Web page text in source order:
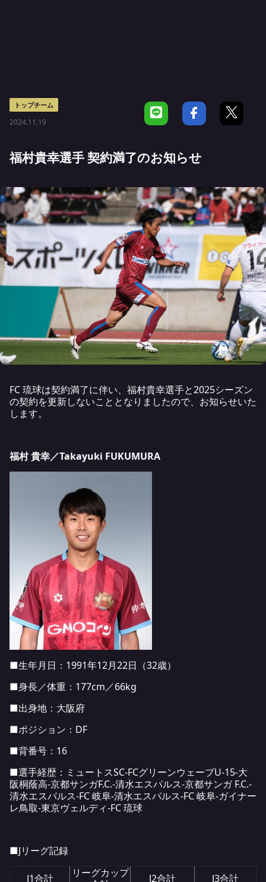
トップチーム
2024.11.19
福村貴幸選手 契約満了のお知らせ
FC 琉球は契約満了に伴い、福村貴幸選手と2025シーズン
の契約を更新しないこととなりましたので、お知らせいた
します。
福村 貴幸／Takayuki FUKUMURA
■生年月日：1991年12月22日（32歳）
■身長／体重：177cm／66kg
■出身地：大阪府
■ポジション：DF
■背番号：16
■選手経歴：ミュートスSC-FCグリーンウェーブU-15-大
阪桐蔭高-京都サンガF.C.-清水エスパルス-京都サンガ F.C.-
清水エスパルス-FC 岐阜-清水エスパルス-FC 岐阜-ガイナー
レ鳥取-東京ヴェルディ-FC 琉球
■Jリーグ記録
J1合計
リーグカップ
J2合計 J3合計